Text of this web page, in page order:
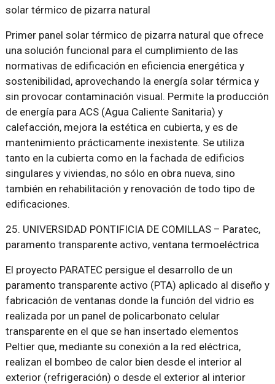
solar térmico de pizarra natural
Primer panel solar térmico de pizarra natural que ofrece
una solución funcional para el cumplimiento de las
normativas de edificación en eficiencia energética y
sostenibilidad, aprovechando la energía solar térmica y
sin provocar contaminación visual. Permite la producción
de energía para ACS (Agua Caliente Sanitaria) y
calefacción, mejora la estética en cubierta, y es de
mantenimiento prácticamente inexistente. Se utiliza
tanto en la cubierta como en la fachada de edificios
singulares y viviendas, no sólo en obra nueva, sino
también en rehabilitación y renovación de todo tipo de
edificaciones.
25. UNIVERSIDAD PONTIFICIA DE COMILLAS – Paratec,
paramento transparente activo, ventana termoeléctrica
El proyecto PARATEC persigue el desarrollo de un
paramento transparente activo (PTA) aplicado al diseño y
fabricación de ventanas donde la función del vidrio es
realizada por un panel de policarbonato celular
transparente en el que se han insertado elementos
Peltier que, mediante su conexión a la red eléctrica,
realizan el bombeo de calor bien desde el interior al
exterior (refrigeración) o desde el exterior al interior